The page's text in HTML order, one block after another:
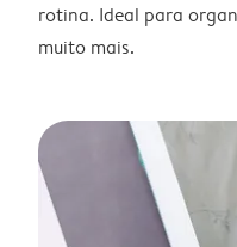
rotina. Ideal para
muito mais.